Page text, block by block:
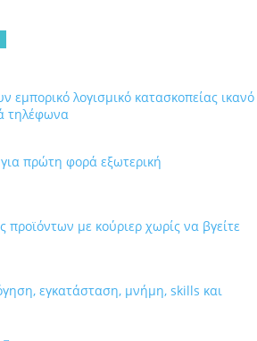
εμπορικό λογισμικό κατασκοπείας ικανό
τηλέφωνα
πρώτη φορά εξωτερική
προϊόντων με κούριερ χωρίς να βγείτε
εγκατάσταση, μνήμη, skills και